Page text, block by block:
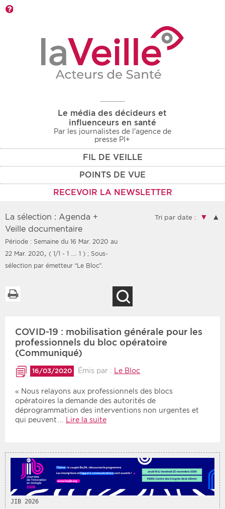
Le média des décideurs et
influenceurs en santé
Par les journalistes de l'agence de
presse PI+
FIL DE VEILLE
POINTS DE VUE
RECEVOIR LA NEWSLETTER
derniers jours
Recherche par mots clés
Les deux
Secteur
Protection sociale
Zone géographique
Choisir une zone
Période
Choisir une date de débutChoisir une date de fin
Tri
Chronologique
La sélection : Agenda +
Veille documentaire
Période : Semaine du 16 Mar. 2020 au
22 Mar. 2020, ( 1/1 - 1 … 1 ) ; Sous-
sélection par émetteur “Le Bloc”.
Tri par date : ▼ ▲
COVID-19 : mobilisation générale pour les
professionnels du bloc opératoire
(Communiqué)
16/03/2020 Émis par : Le Bloc
« Nous relayons aux professionnels des blocs
opératoires la demande des autorités de
déprogrammation des interventions non urgentes et
qui peuvent…
Lire la suite
JIB 2026